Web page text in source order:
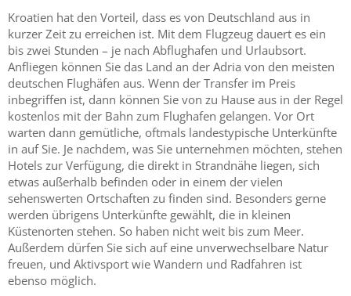
Kroatien hat den Vorteil, dass es von Deutschland aus in
kurzer Zeit zu erreichen ist. Mit dem Flugzeug dauert es ein
bis zwei Stunden – je nach Abflughafen und Urlaubsort.
Anfliegen können Sie das Land an der Adria von den meisten
deutschen Flughäfen aus. Wenn der Transfer im Preis
inbegriffen ist, dann können Sie von zu Hause aus in der Regel
kostenlos mit der Bahn zum Flughafen gelangen. Vor Ort
warten dann gemütliche, oftmals landestypische Unterkünfte
in auf Sie. Je nachdem, was Sie unternehmen möchten, stehen
Hotels zur Verfügung, die direkt in Strandnähe liegen, sich
etwas außerhalb befinden oder in einem der vielen
sehenswerten Ortschaften zu finden sind. Besonders gerne
werden übrigens Unterkünfte gewählt, die in kleinen
Küstenorten stehen. So haben nicht weit bis zum Meer.
Außerdem dürfen Sie sich auf eine unverwechselbare Natur
freuen, und Aktivsport wie Wandern und Radfahren ist
ebenso möglich.